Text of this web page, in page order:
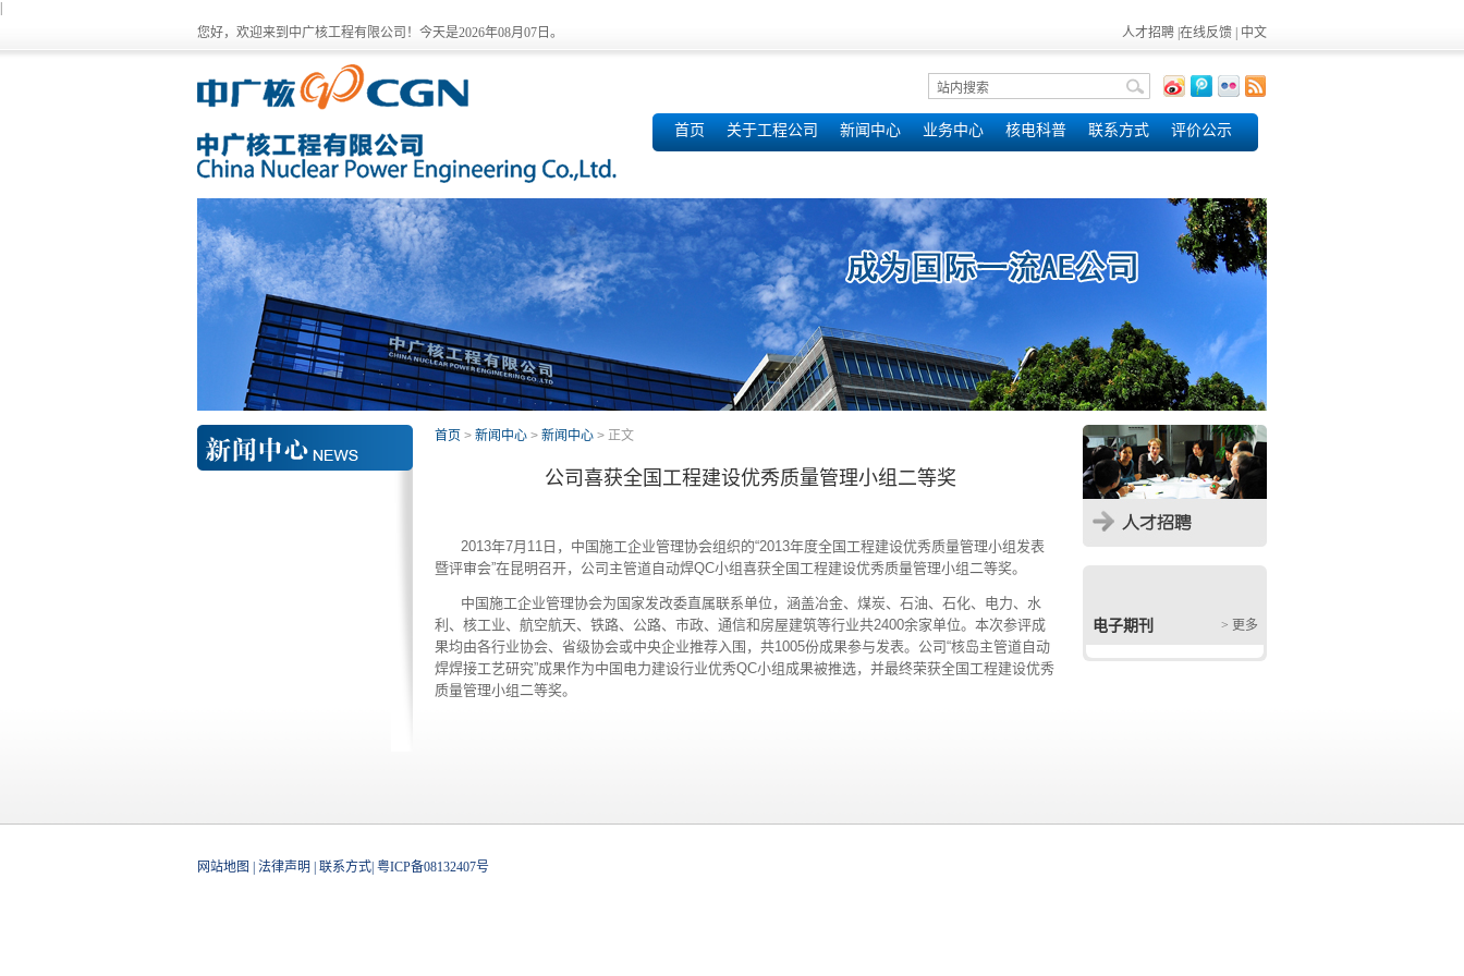
您好，欢迎来到中广核工程有限公司！今天是2026年08月07日。 人才招聘 在线反馈 中文
首页 关于工程公司 新闻中心 业务中心 核电科普 联系方式 评价公示
首页 > 新闻中心 > 新闻中心 > 正文
公司喜获全国工程建设优秀质量管理小组二等奖
2013年7月11日，中国施工企业管理协会组织的“2013年度全国工程建设优秀质量管理小组发表
暨评审会”在昆明召开，公司主管道自动焊QC小组喜获全国工程建设优秀质量管理小组二等奖。
中国施工企业管理协会为国家发改委直属联系单位，涵盖冶金、煤炭、石油、石化、电力、水
利、核工业、航空航天、铁路、公路、市政、通信和房屋建筑等行业共2400余家单位。本次参评成
果均由各行业协会、省级协会或中央企业推荐入围，共1005份成果参与发表。公司“核岛主管道自动
焊焊接工艺研究”成果作为中国电力建设行业优秀QC小组成果被推选，并最终荣获全国工程建设优秀
质量管理小组二等奖。
> 更多
电子期刊
网站地图 法律声明 联系方式 粤ICP备08132407号